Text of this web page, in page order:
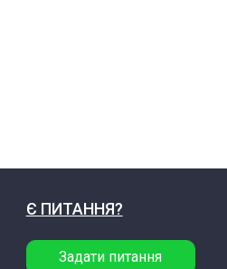
Є ПИТАННЯ?
Задати питання